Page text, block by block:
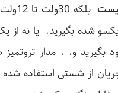
بگیرید و. . مدار